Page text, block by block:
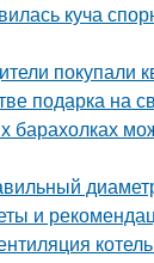
куча
покупали
подарка на
барахолках
и